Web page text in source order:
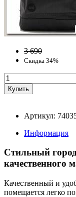
3 690
Скидка 34%
Артикул:
Информация
Стильный
качественного
Качественный и
помещается легко